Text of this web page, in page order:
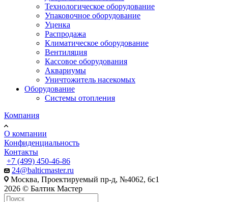
Технологическое оборудование
Упаковочное оборудование
Уценка
Распродажа
Климатическое оборудование
Вентиляция
Кассовое оборудования
Аквариумы
Уничтожитель насекомых
Оборудование
Системы отопления
Компания
О компании
Конфиденциальность
Контакты
+7 (499) 450-46-86
24@balticmaster.ru
Москва, Проектируемый пр-д, №4062, 6с1
2026 © Балтик Мастер